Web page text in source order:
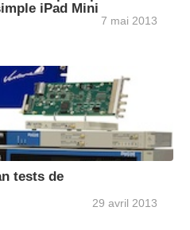
iPad Mini
7 mai 2013
tests de
29 avril 2013